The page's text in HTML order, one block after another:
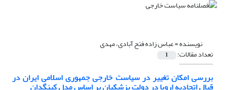
نویسنده =عباس زاده فتح آبادی، مهدی
تعداد مقالات: 1
بررسی امکان تغییر در سیاست خارجی جمهوری اسلامی ایران در